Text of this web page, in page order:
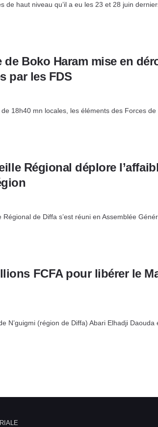
haut niveau qu’il a eu les 23 et 28 juin
de Boko Haram mise en
par les FDS
18h40 mn locales, les éléments des Forces de
Régional déplore
de Diffa s’est réuni en Assemblée
FCFA pour libérer le
N’guigmi (région de Diffa) Abari Elhadji Daouda